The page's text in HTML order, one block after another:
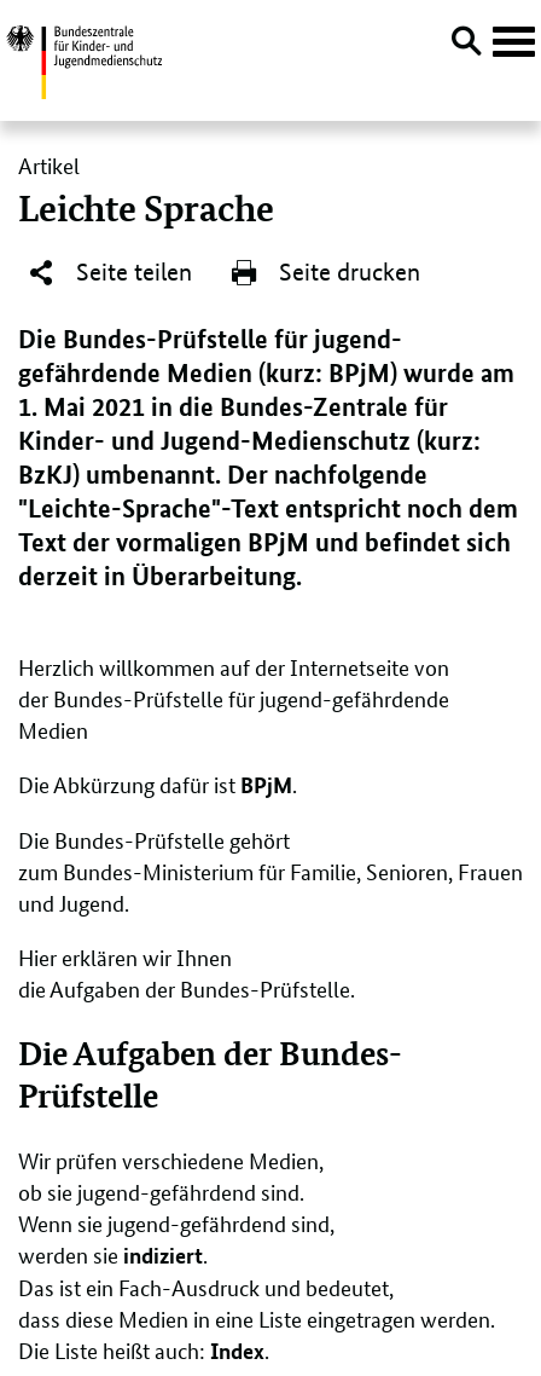
Direktlink:
Leichte Sprache
Artikel
Seite teilen Seite drucken
Die Bundes-Prüfstelle für jugend-
gefährdende Medien (kurz: BPjM) wurde am
1. Mai 2021 in die Bundes-Zentrale für
Kinder- und Jugend-Medienschutz (kurz:
BzKJ) umbenannt. Der nachfolgende
"Leichte-Sprache"-Text entspricht noch dem
Text der vormaligen BPjM und befindet sich
derzeit in Überarbeitung.
Herzlich willkommen auf der Internetseite von
der Bundes-Prüfstelle für jugend-gefährdende
Medien
Die Abkürzung dafür ist BPjM.
Die Bundes-Prüfstelle gehört
zum Bundes-Ministerium für Familie, Senioren, Frauen
und Jugend.
Hier erklären wir Ihnen
die Aufgaben der Bundes-Prüfstelle.
Die Aufgaben der Bundes-
Prüfstelle
Wir prüfen verschiedene Medien,
ob sie jugend-gefährdend sind.
Wenn sie jugend-gefährdend sind,
werden sie indiziert.
Das ist ein Fach-Ausdruck und bedeutet,
dass diese Medien in eine Liste eingetragen werden.
Die Liste heißt auch: Index.